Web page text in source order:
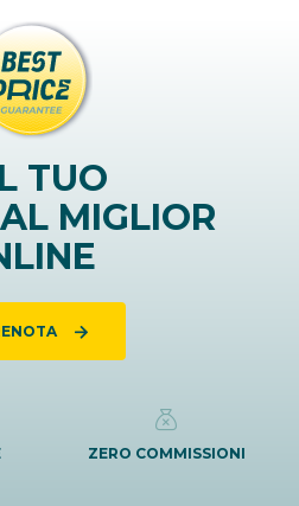
TUO
MIGLIOR
ZERO COMMISSIONI